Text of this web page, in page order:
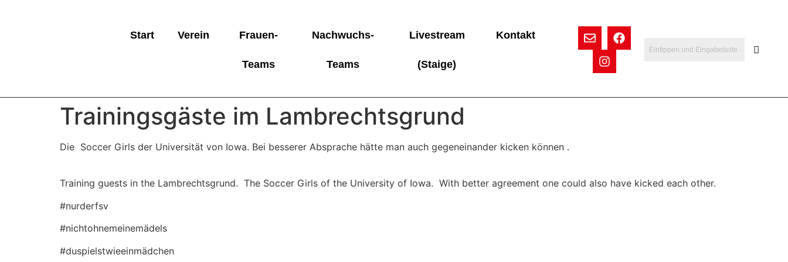
Start Verein Frauen-
Teams
Nachwuchs-
Teams
Livestream
(Staige)
Kontakt
Trainingsgäste im Lambrechtsgrund
Die Soccer Girls der Universität von Iowa. Bei besserer Absprache hätte man auch gegeneinander kicken können .
Training guests in the Lambrechtsgrund. The Soccer Girls of the University of Iowa. With better agreement one could also have kicked each other.
#nurderfsv
#nichtohnemeinemädels
#duspielstwieeinmädchen